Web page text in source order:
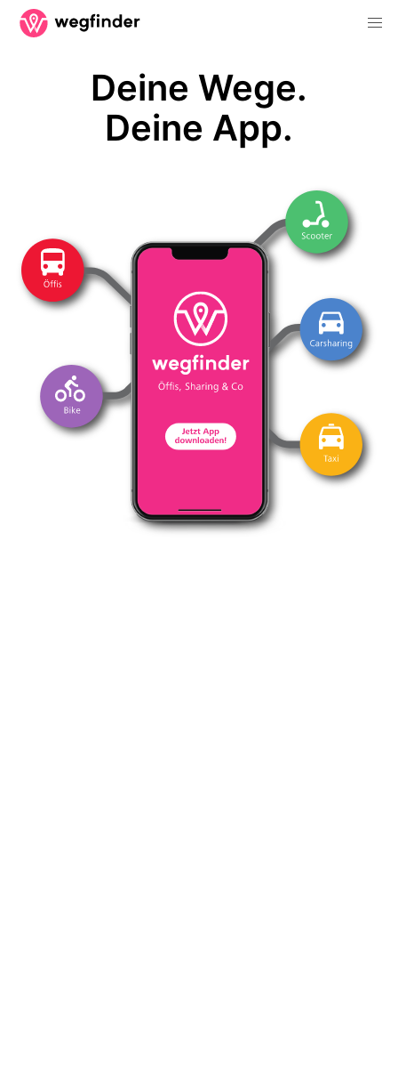
Deine Wege.
Deine App.